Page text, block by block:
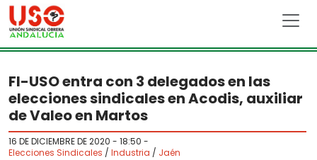
Skip to main content
FI-USO entra con 3 delegados en las
elecciones sindicales en Acodis, auxiliar
de Valeo en Martos
16 DE DICIEMBRE DE 2020 - 18:50 -
Elecciones Sindicales / Industria / Jaén